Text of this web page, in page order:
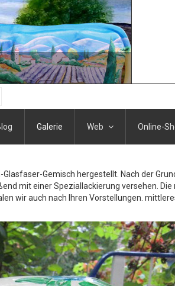
Galerie Web Online-
Gemisch hergestellt. Nach der
mit einer Speziallackierung versehen.
wir auch nach Ihren Vorstellungen.